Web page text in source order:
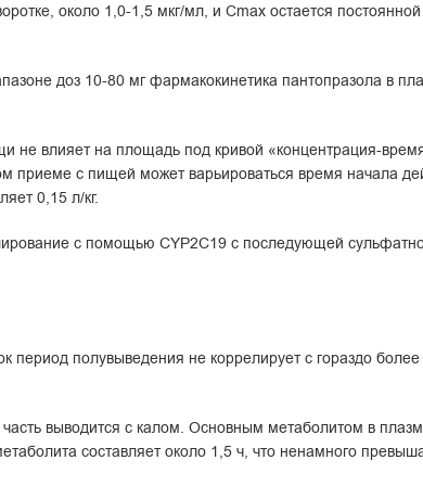
около 1,0-1,5 мкг/мл, и Сmах остается
доз 10-80 мг фармакокинетика пантопразола в
не влияет на площадь под кривой «концентрация-
с пищей может варьироваться время начала
0,15 л/кг.
с помощью CYP2C19 с последующей
период полувыведения не коррелирует с гораздо
выводится с калом. Основным метаболитом в
составляет около 1,5 ч, что ненамного